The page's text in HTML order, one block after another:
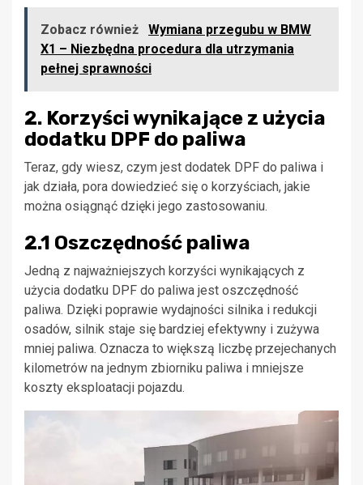
Zobacz również
Wymiana przegubu w BMW
X1 – Niezbędna procedura dla utrzymania
pełnej sprawności
2. Korzyści wynikające z użycia
dodatku DPF do paliwa
Teraz, gdy wiesz, czym jest dodatek DPF do paliwa i
jak działa, pora dowiedzieć się o korzyściach, jakie
można osiągnąć dzięki jego zastosowaniu.
2.1 Oszczędność paliwa
Jedną z najważniejszych korzyści wynikających z
użycia dodatku DPF do paliwa jest oszczędność
paliwa. Dzięki poprawie wydajności silnika i redukcji
osadów, silnik staje się bardziej efektywny i zużywa
mniej paliwa. Oznacza to większą liczbę przejechanych
kilometrów na jednym zbiorniku paliwa i mniejsze
koszty eksploatacji pojazdu.